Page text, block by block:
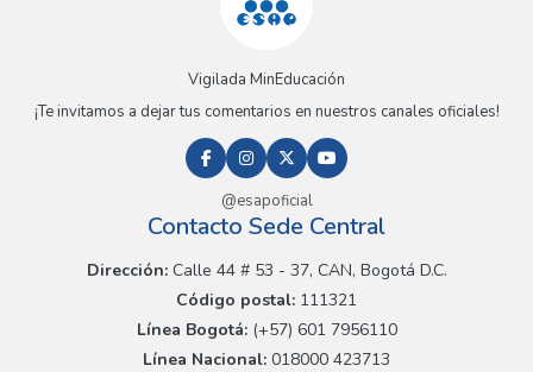
Vigilada MinEducación
¡Te invitamos a dejar tus comentarios en nuestros canales oficiales!
@esapoficial
Contacto Sede Central
Dirección:Calle 44 # 53 - 37, CAN, Bogotá D.C.
Código postal: 111321
Línea Bogotá:(+57) 601 7956110
Línea Nacional: 018000 423713